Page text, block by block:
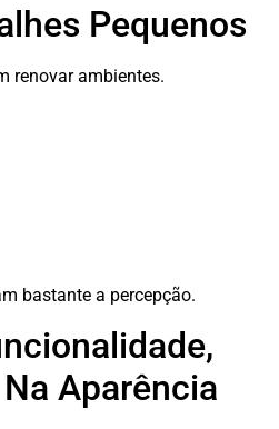
Pequenos
renovar ambientes.
bastante a percepção.
Aparência